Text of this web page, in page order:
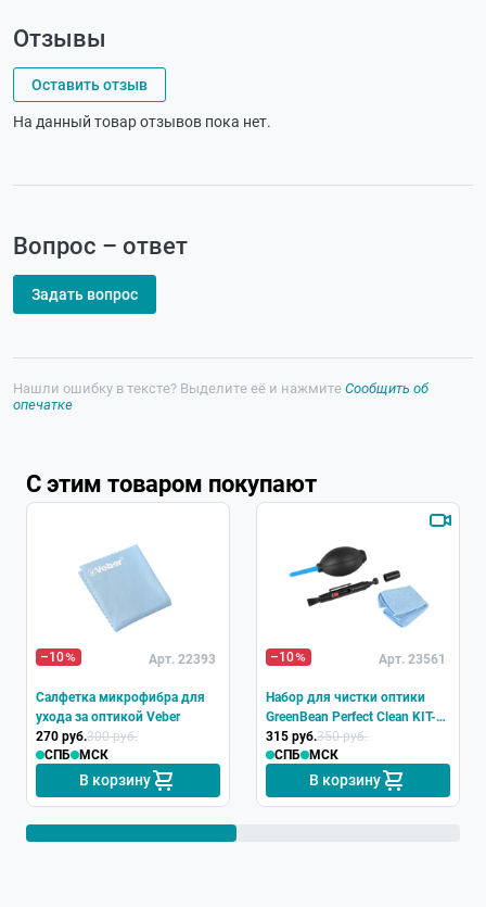
Отзывы
Оставить отзыв
На данный товар отзывов пока нет.
Вопрос – ответ
Задать вопрос
Нашли ошибку в тексте? Выделите её и нажмите Сообщить об
опечатке
С этим товаром покупают
–10 Арт. 22393
Салфетка микрофибра для
ухода за оптикой Veber
270 руб.300 руб.
СПБ
МСК
В корзину
–10 Арт. 23561
Набор для чистки оптики
GreenBean Perfect Clean KIT-
01
315 руб.350 руб.
СПБ
МСК
В корзину